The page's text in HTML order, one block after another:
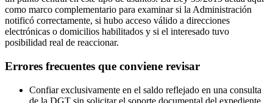
como marco complementario para examinar si la Administración
notificó correctamente, si hubo acceso válido a direcciones
electrónicas o domicilios habilitados y si el interesado tuvo
posibilidad real de reaccionar.
Errores frecuentes que conviene revisar
Confiar exclusivamente en el saldo reflejado en una consulta
de la DGT sin solicitar el soporte documental del expediente.